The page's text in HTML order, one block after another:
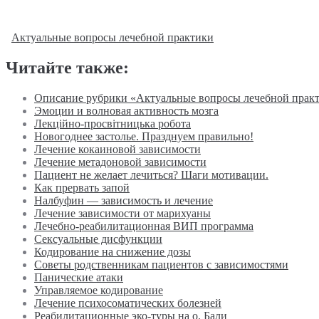
Актуальные вопросы лечебной практики
Читайте также:
Описание рубрики «Актуальные вопросы лечебной
Эмоции и волновая активность мозга
Лекційно-просвітницька робота
Новогоднее застолье. Празднуем правильно!
Лечение кокаиновой зависимости
Лечение метадоновой зависимости
Пациент не желает лечиться? Шаги мотивации.
Как прервать запой
Налбуфин — зависимость и лечение
Лечение зависимости от марихуаны
Лечебно-реабилитационная ВИП программа
Сексуальные дисфункции
Кодирование на снижение дозы
Советы родственникам пациентов с зависимостями
Панические атаки
Управляемое кодирование
Лечение психосоматических болезней
Реабилитационные эко-туры на о. Бали